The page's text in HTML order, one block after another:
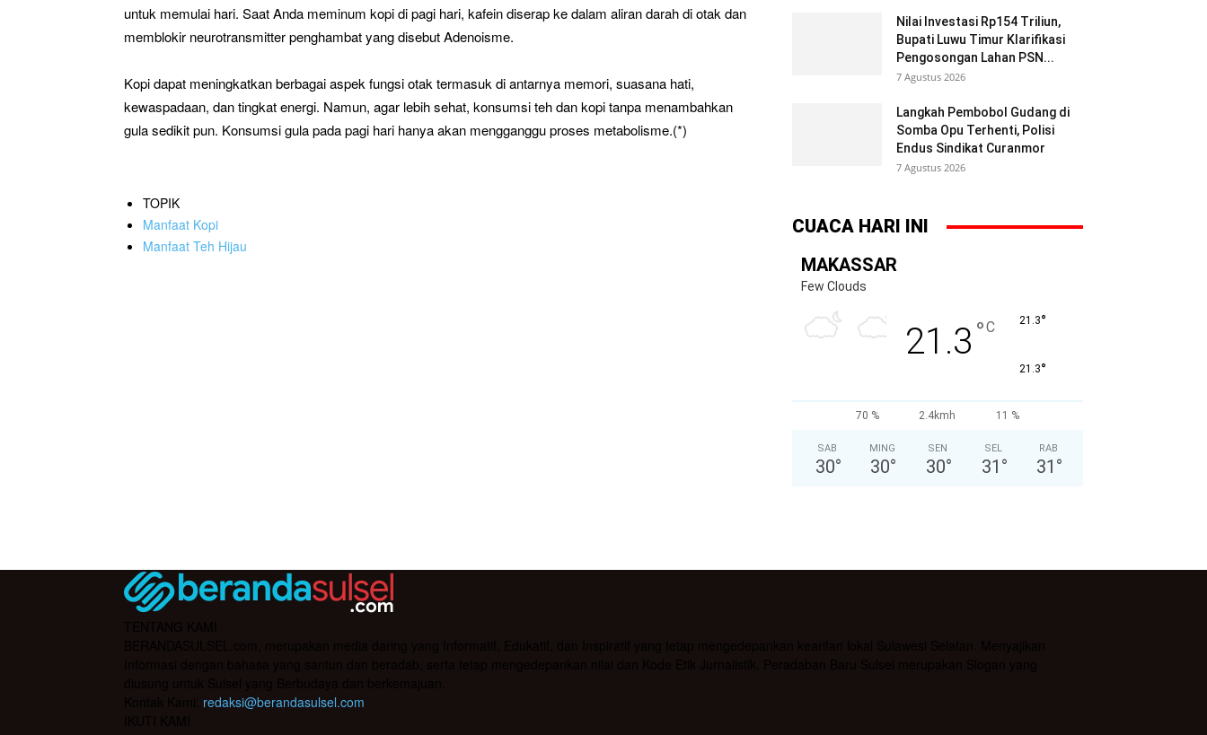
untuk memulai hari. Saat Anda meminum kopi di pagi hari, kafein diserap ke dalam aliran darah di otak dan
memblokir neurotransmitter penghambat yang disebut Adenoisme.
Kopi dapat meningkatkan berbagai aspek fungsi otak termasuk di antarnya memori, suasana hati,
kewaspadaan, dan tingkat energi. Namun, agar lebih sehat, konsumsi teh dan kopi tanpa menambahkan
gula sedikit pun. Konsumsi gula pada pagi hari hanya akan mengganggu proses metabolisme.(*)
TOPIK
Manfaat Kopi
Manfaat Teh Hijau
Nilai Investasi Rp154 Triliun,
Bupati Luwu Timur Klarifikasi
Pengosongan Lahan PSN...
7 Agustus 2026
Langkah Pembobol Gudang di
Somba Opu Terhenti, Polisi
Endus Sindikat Curanmor
7 Agustus 2026
CUACA HARI INI
MAKASSAR
Few Clouds
21.3 °C 21.3°
21.3°
70 % 2.4kmh 11 %
SAB
30°
MING
30°
SEN
30°
SEL
31 °
RAB
31 °
redaksi@berandasulsel.com